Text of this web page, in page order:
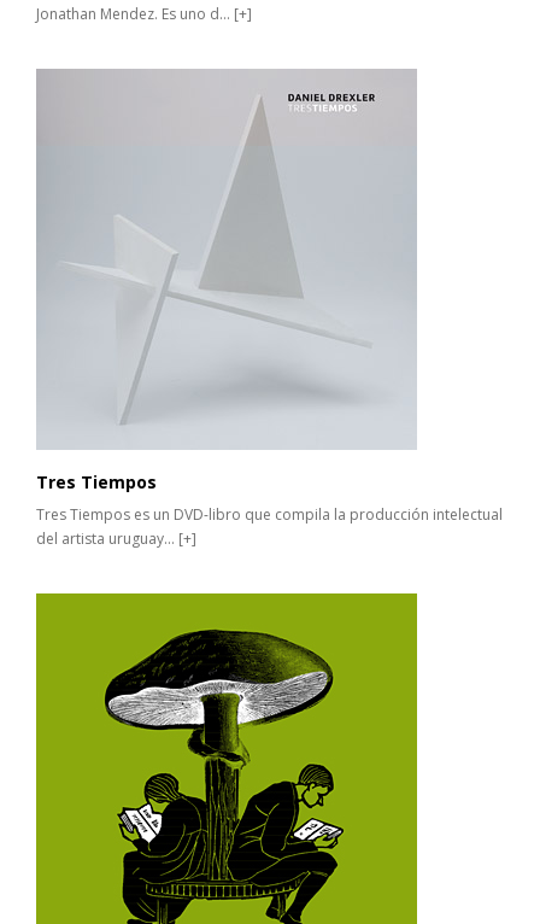
Jonathan Mendez. Es uno d... [+]
Tres Tiempos
Tres Tiempos es un DVD-libro que compila la producción intelectual
del artista uruguay... [+]